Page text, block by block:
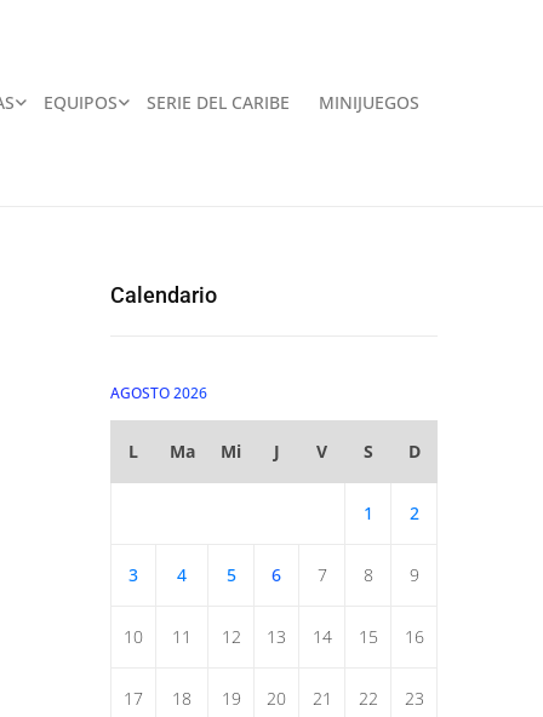
EQUIPOS SERIE DEL CARIBE MINIJUEGOS
Calendario
AGOSTO 2026
L Ma Mi J V S D
1 2
3 4 5 6 7 8 9
10 11 12 13 14 15 16
17 18 19 20 21 22 23